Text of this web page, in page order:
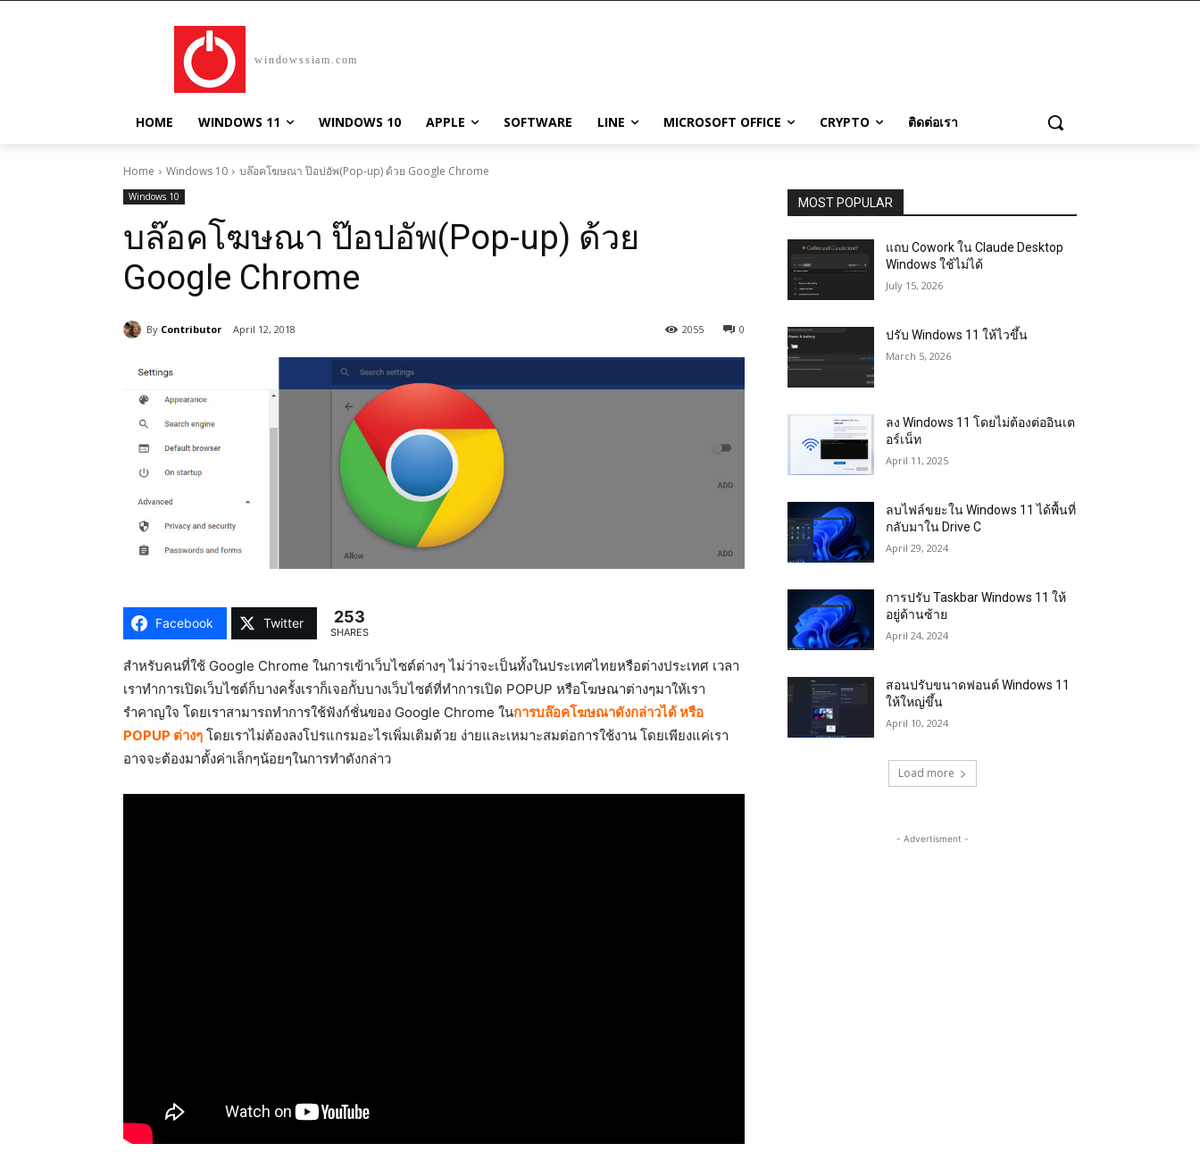
windowssiam.com
HOME WINDOWS 11 WINDOWS 10 APPLE SOFTWARE LINE MICROSOFT OFFICE CRYPTO ติดต่อเรา
Home Windows 10 บล๊อคโฆษณา ป๊อปอัพ(Pop-up) ด้วย Google Chrome
Windows 10
บล๊อคโฆษณา ป๊อปอัพ(Pop-up) ด้วย
Google Chrome
By Contributor April 12, 2018 0
2055
Facebook Twitter 253
SHARES
สำหรับคนที่ใช้ Google Chrome ในการเข้าเว็บไซต์ต่างๆ ไม่ว่าจะเป็นทั้งในประเทศไทยหรือต่างประเทศ เวลา
เราทำการเปิดเว็บไซต์ก็บางครั้งเราก็เจอกัับบางเว็บไซต์ที่ทำการเปิด POPUP หรือโฆษณาต่างๆมาให้เรา
รำคาญใจ โดยเราสามารถทำการใช้ฟังก์ชั่นของ Google Chrome ในการบล๊อคโฆษณาดังกล่าวได้ หรือ
POPUP ต่างๆ โดยเราไม่ต้องลงโปรแกรมอะไรเพิ่มเติมด้วย ง่ายและเหมาะสมต่อการใช้งาน โดยเพียงแค่เรา
อาจจะต้องมาตั้งค่าเล็กๆน้อยๆในการทำดังกล่าว
MOST POPULAR
แถบ Cowork ใน Claude Desktop
Windows ใช้ไม่ได้
July 15, 2026
ปรับ Windows 11 ให้ไวขึ้น
March 5, 2026
ลง Windows 11 โดยไม่ต้องต่ออินเต
อร์เน็ท
April 11, 2025
ลบไฟล์ขยะใน Windows 11 ได้พื้นที่
กลับมาใน Drive C
April 29, 2024
การปรับ Taskbar Windows 11 ให้
อยู่ด้านซ้าย
April 24, 2024
สอนปรับขนาดฟอนต์ Windows 11
ให้ใหญ่ขึ้น
April 10, 2024
Load more
- Advertisment -